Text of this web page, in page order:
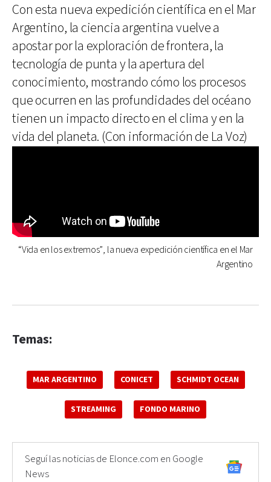
Con esta nueva expedición científica en el Mar
Argentino, la ciencia argentina vuelve a
apostar por la exploración de frontera, la
tecnología de punta y la apertura del
conocimiento, mostrando cómo los procesos
que ocurren en las profundidades del océano
tienen un impacto directo en el clima y en la
vida del planeta. (Con información de La Voz)
“Vida en los extremos”, la nueva expedición científica en el Mar
Argentino
Temas:
MAR ARGENTINO CONICET SCHMIDT OCEAN
STREAMING FONDO MARINO
Seguí las noticias de Elonce.com en Google
News